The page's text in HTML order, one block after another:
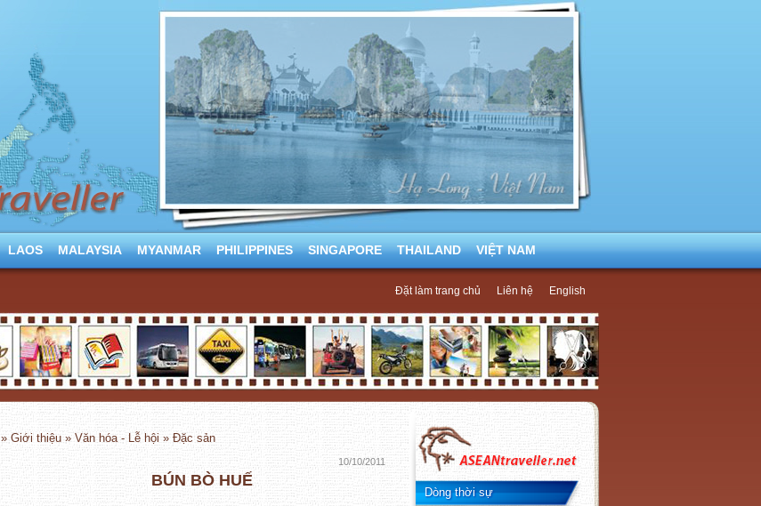
LAOS MALAYSIA MYANMAR PHILIPPINES SINGAPORE THAILAND VIỆT NAM
Đặt làm trang chủ Liên hệ English
» Giới thiệu » Văn hóa - Lễ hội » Đặc sản
10/10/2011
BÚN BÒ HUẾ
Dòng thời sự